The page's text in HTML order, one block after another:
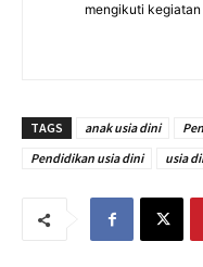
mengikuti
TAGS anak usia dini
Pendidikan usia dini
usia